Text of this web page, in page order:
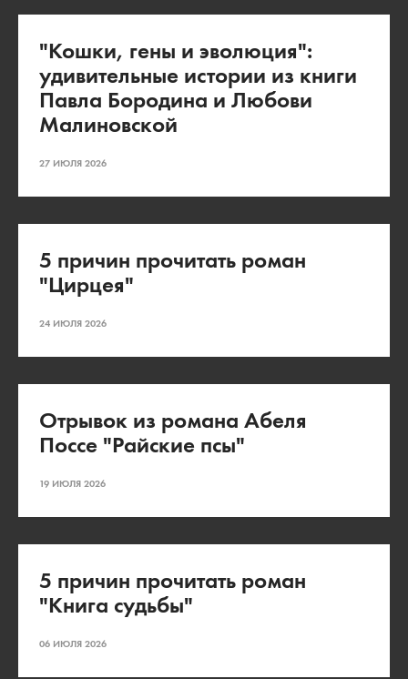
"Кошки, гены и эволюция":
удивительные истории из книги
Павла Бородина и Любови
Малиновской
27 ИЮЛЯ 2026
5 причин прочитать роман
"Цирцея"
24 ИЮЛЯ 2026
Отрывок из романа Абеля
Поссе "Райские псы"
19 ИЮЛЯ 2026
5 причин прочитать роман
"Книга судьбы"
06 ИЮЛЯ 2026